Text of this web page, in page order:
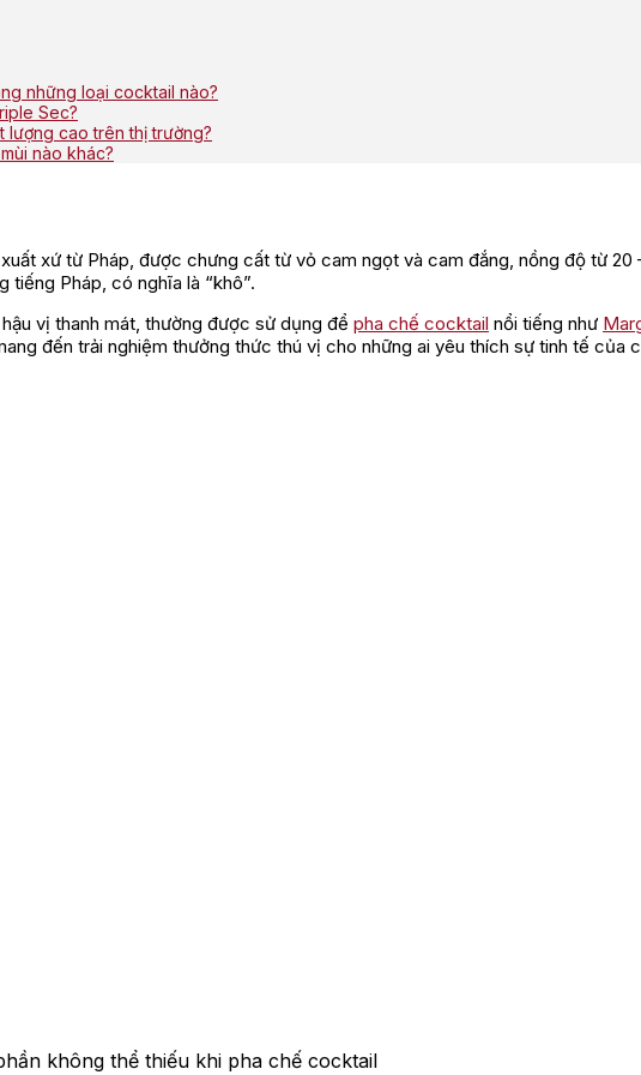
những loại cocktail nào?
Sec?
lượng cao trên thị trường?
nào khác?
xứ từ Pháp, được chưng cất từ vỏ cam ngọt và cam đắng, nồng độ từ 20
Pháp, có nghĩa là “khô”.
vị thanh mát, thường được sử dụng để pha chế cocktail nổi tiếng như
đến trải nghiệm thưởng thức thú vị cho những ai yêu thích sự tinh tế của
không thể thiếu khi pha chế cocktail